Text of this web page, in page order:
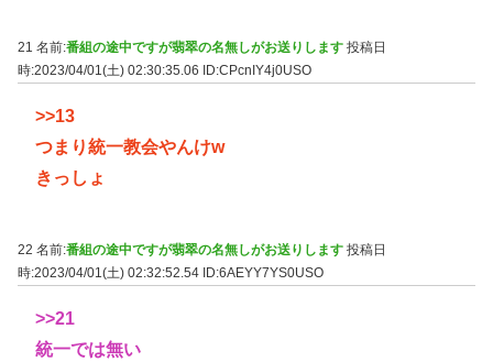
21 名前:番組の途中ですが翡翠の名無しがお送りします 投稿日
時:2023/04/01(土) 02:30:35.06 ID:CPcnIY4j0USO
>>13
つまり統一教会やんけw
きっしょ
22 名前:番組の途中ですが翡翠の名無しがお送りします 投稿日
時:2023/04/01(土) 02:32:52.54 ID:6AEYY7YS0USO
>>21
統一では無い